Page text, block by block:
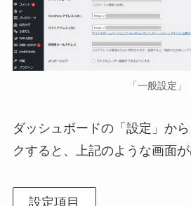
「一般設定」
ダッシュボードの「設定」か
クすると、上記のような画面が
設定項目